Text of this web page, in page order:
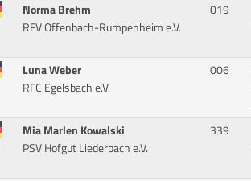
Norma Brehm
RFV Offenbach-Rumpenheim e.V.
019
Luna Weber
RFC Egelsbach e.V.
006
Mia Marlen Kowalski
PSV Hofgut Liederbach e.V.
339